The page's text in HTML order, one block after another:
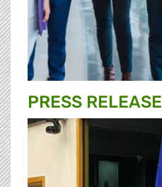
PRESS RELEASE